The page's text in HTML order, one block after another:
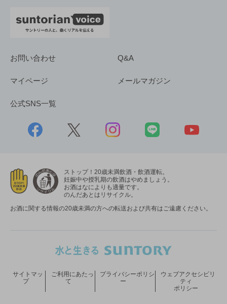
お問い合わせ Q&A
マイページ メールマガジン
公式SNS一覧
ストップ！20歳未満飲酒・飲酒運転。
妊娠中や授乳期の飲酒はやめましょう。
お酒はなによりも適量です。
のんだあとはリサイクル。
お酒に関する情報の20歳未満の方への転送および共有はご遠慮ください。
サイトマッ
プ
ご利用にあたっ
て
プライバシーポリシ
ー
ウェブアクセシビリ
ティ
ポリシー